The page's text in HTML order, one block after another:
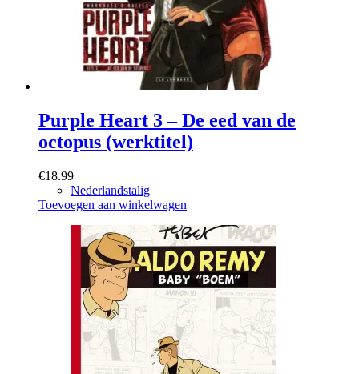
Purple Heart 3 – De eed van de
octopus (werktitel)
€18.99
Nederlandstalig
Toevoegen aan winkelwagen